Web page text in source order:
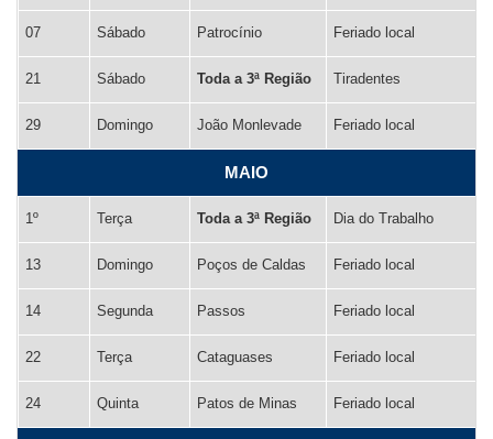
07 Sábado Patrocínio Feriado local
21 Sábado Toda a 3ª Região Tiradentes
29 Domingo João Monlevade Feriado local
MAIO
1º Terça Toda a 3ª Região Dia do Trabalho
13 Domingo Poços de Caldas Feriado local
14 Segunda Passos Feriado local
22 Terça Cataguases Feriado local
24 Quinta Patos de Minas Feriado local